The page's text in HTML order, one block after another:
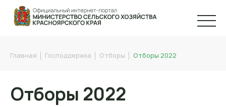
Главная Господдержка Отборы Отборы 2022
Отборы 2022